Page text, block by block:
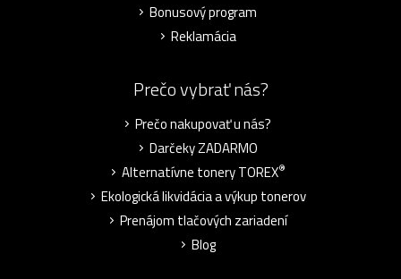
Bonusový program
Reklamácia
Prečo vybrať nás?
Prečo nakupovať u nás?
Darčeky ZADARMO
Alternatívne tonery TOREX®
Ekologická likvidácia a výkup tonerov
Prenájom tlačových zariadení
Blog